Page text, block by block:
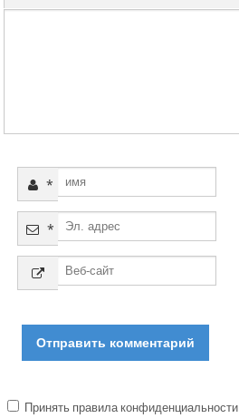
*
*
Принять правила конфиденциальности